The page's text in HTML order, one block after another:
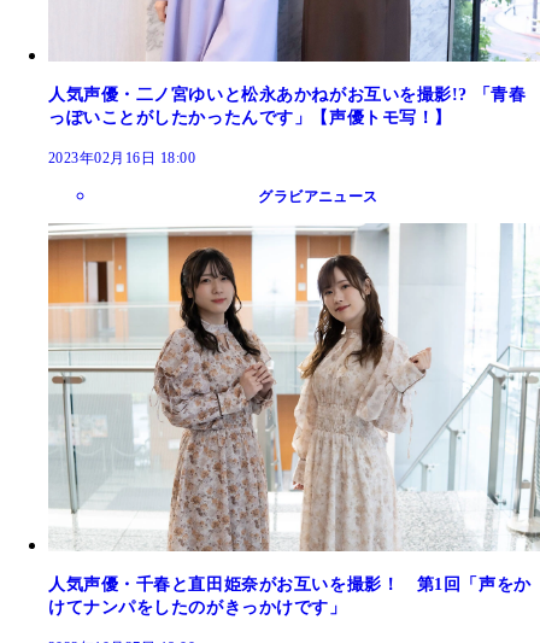
人気声優・二ノ宮ゆいと松永あかねがお互いを撮影!? 「青春
っぽいことがしたかったんです」【声優トモ写！】
2023年02月16日 18:00
グラビアニュース
人気声優・千春と直田姫奈がお互いを撮影！ 第1回「声をか
けてナンパをしたのがきっかけです」